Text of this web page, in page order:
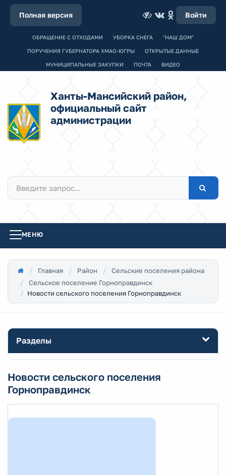
Полная версия Войти
ОБРАЩЕНИЕ С ОТХОДАМИ УБОРКА СНЕГА "НАШ ДОМ"
ПОРУЧЕНИЯ ГУБЕРНАТОРА ХМАО-ЮГРЫ ОТКРЫТЫЕ ДАННЫЕ
МУНИЦИПАЛЬНЫЕ ЗАКУПКИ ПОЧТА ВИДЕО
Ханты-Мансийский район,
официальный сайт
администрации
МЕНЮ
Главная Район
Сельские поселения района
Сельское поселение Горноправдинск
Новости сельского поселения Горноправдинск
Разделы
Новости сельского поселения
Горноправдинск